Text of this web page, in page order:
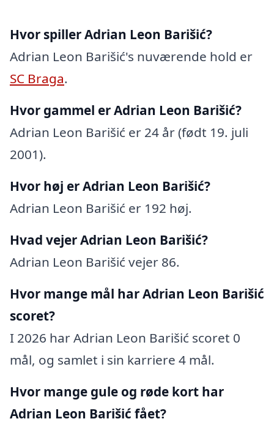
Hvor spiller Adrian Leon Barišić?
Adrian Leon Barišić's nuværende hold er
SC Braga.
Hvor gammel er Adrian Leon Barišić?
Adrian Leon Barišić er 24 år (født 19. juli
2001).
Hvor høj er Adrian Leon Barišić?
Adrian Leon Barišić er 192 høj.
Hvad vejer Adrian Leon Barišić?
Adrian Leon Barišić vejer 86.
Hvor mange mål har Adrian Leon Barišić
scoret?
I 2026 har Adrian Leon Barišić scoret 0
mål, og samlet i sin karriere 4 mål.
Hvor mange gule og røde kort har
Adrian Leon Barišić fået?